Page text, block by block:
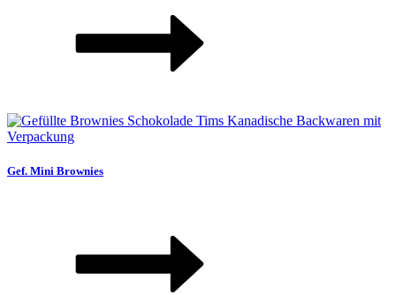
Gef. Mini Brownies